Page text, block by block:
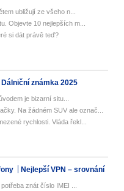
ubližují ze všeho n...
Objevte 10 nejlepších m...
si dát právě teď?
Dálniční známka 2025
je bizarní situ...
Na žádném SUV ale označ...
rychlosti. Vláda řekl...
Nejlepší VPN – srovnání
znát číslo IMEI ...